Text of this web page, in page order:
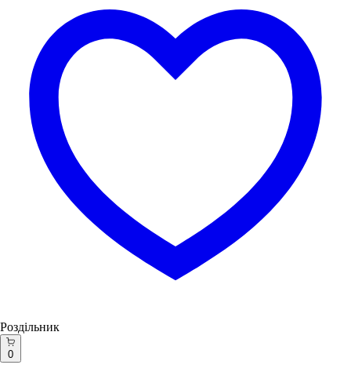
Роздільник
0